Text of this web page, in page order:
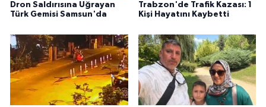
Dron Saldırısına Uğrayan
Türk Gemisi Samsun'da
Trabzon'de Trafik Kazası: 1
Kişi Hayatını Kaybetti